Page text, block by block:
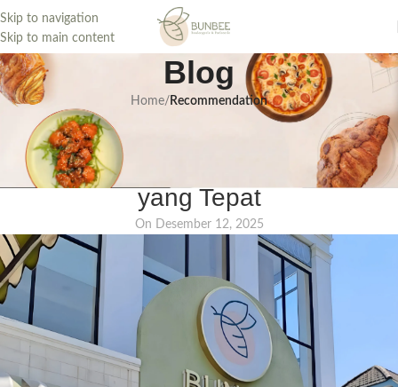
Skip to navigation
Skip to main content
Blog
Home/ Recommendation
Macam Macam Toko Kue Bakery
dan Rahasia Menentukan Pilihan
yang Tepat
On Desember 12, 2025